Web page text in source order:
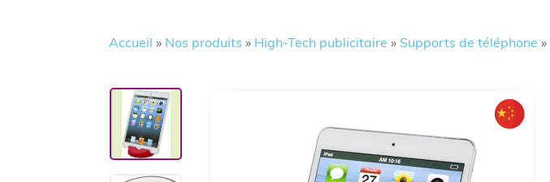
Accueil » Nos produits » High-Tech publicitaire » Supports de téléphone »